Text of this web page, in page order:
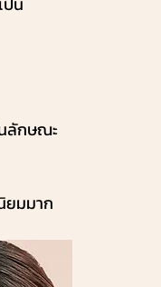
ลักษณะ
ยมมาก